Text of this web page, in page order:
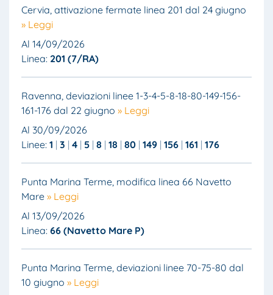
Cervia, attivazione fermate linea 201 dal 24 giugno
» Leggi
Al 14/09/2026
Linea: 201 (7/RA)
Ravenna, deviazioni linee 1-3-4-5-8-18-80-149-156-
161-176 dal 22 giugno » Leggi
Al 30/09/2026
Linee: 1 3 4 5 8 18 80 149 156 161 176
Punta Marina Terme, modifica linea 66 Navetto
Mare » Leggi
Al 13/09/2026
Linea: 66 (Navetto Mare P)
Punta Marina Terme, deviazioni linee 70-75-80 dal
10 giugno » Leggi